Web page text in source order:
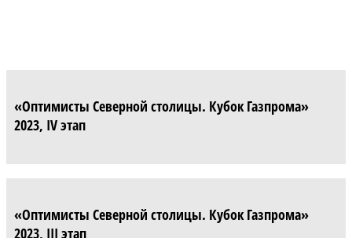
«Оптимисты Северной столицы. Кубок Газпрома»
2023, IV этап
«Оптимисты Северной столицы. Кубок Газпрома»
2023, III этап